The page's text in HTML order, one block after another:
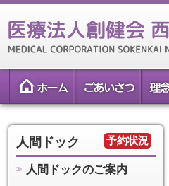
人間ドック 予約状況
人間ドックのご案内